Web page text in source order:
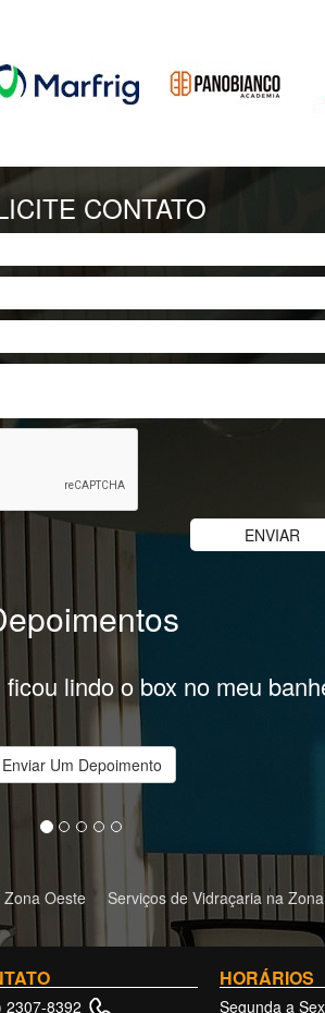
CONTATO
lindo o box no meu
Enviar Um Depoimento
Oeste Serviços de Vidraçaria na
2307-8392
HORÁRIOS
Segunda a